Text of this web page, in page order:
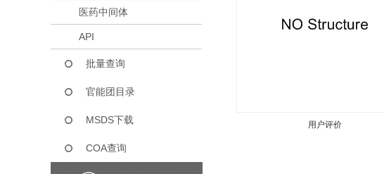
医药中间体
API
批量查询
官能团目录
MSDS下载
COA查询
用户评价